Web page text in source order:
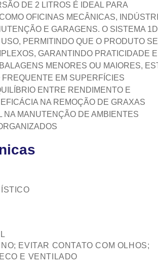
DE 2 LITROS É IDEAL PARA
OFICINAS MECÂNICAS,
E GARAGENS. O SISTEMA 1D
PERMITINDO QUE O PRODUTO
GARANTINDO PRATICIDADE E
MENORES OU MAIORES,
EM SUPERFÍCIES
ENTRE RENDIMENTO E
NA REMOÇÃO DE GRAXAS
MANUTENÇÃO DE AMBIENTES
EVITAR CONTATO COM OLHOS;
E VENTILADO